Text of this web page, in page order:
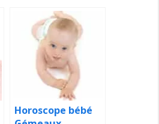
Horoscope bébé